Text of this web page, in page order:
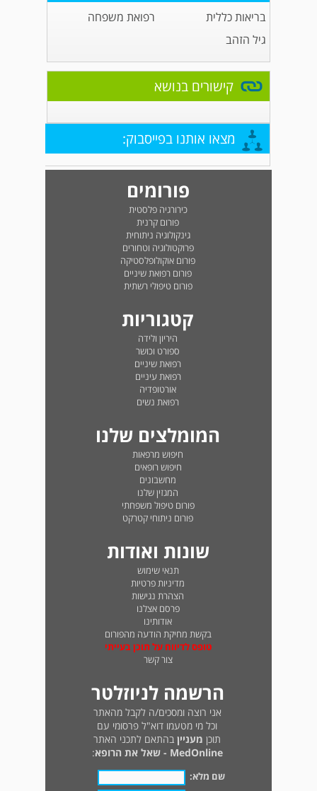
בריאות כללית
רפואת משפחה
גיל הזהב
קישורים בנושא
מצאו אותנו בפייסבוק:
פורומים
כירורגיה פלסטית
פורום קרנית
גינקולוגיה ניתוחית
פרוקטולוגיה וטחורים
פורום אוקולופלסטיקה
פורום רפואת שיניים
פורום טיפולי רשתית
קטגוריות
היריון ולידה
ספורט וכושר
רפואת שיניים
רפואת עיניים
אורטופדיה
רפואת נשים
המומלצים שלנו
חיפוש מרפאות
חיפוש רופאים
מחשבונים
המגזין שלנו
פורום טיפול משפחתי
פורום ניתוחי קטרקט
שונות ואודות
תנאי שימוש
מדיניות פרטיות
הצהרת נגישות
פרסם אצלנו
אודותינו
בקשת מחיקת הודעה מהפורום
טופס לדיווח על תוכן בעייתי
צור קשר
הרשמה לניוזלטר
אני רוצה ומסכים/ה לקבל מהאתר
וכל מי מטעמו דוא"ל פרסומי עם
תוכן מעניין בהתאם לתכני האתר
MedOnline - שאל את הרופא
:
שם מלא: